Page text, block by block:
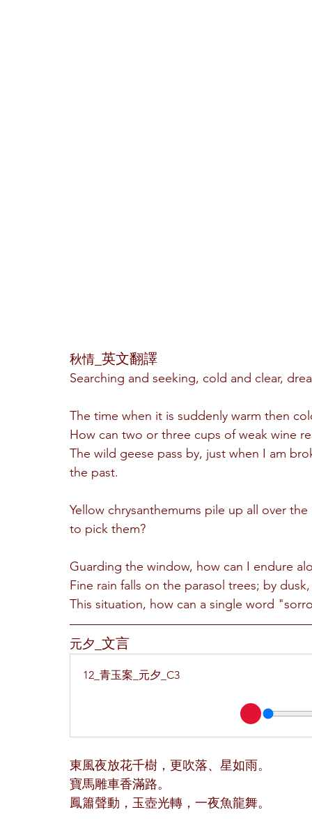
秋情 _英文翻譯
Searching and seeking, cold and clear,
The time when it is suddenly warm then
How can two or three cups of weak wine
The wild geese pass by, just when I am
the past.
Yellow chrysanthemums pile up all over
to pick them?
Guarding the window, how can I endure
Fine rain falls on the parasol trees; by
This situation, how can a single word
元夕 _文言
12_青玉案_元夕_C3
東風夜放花千樹，更吹落、星如雨。
寶馬雕車香滿路。
鳳簫聲動，玉壺光轉，一夜魚龍舞。